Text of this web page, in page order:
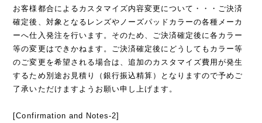
お客様都合によるカスタマイズ内容変更について・・・ご決済
確定後、対象となるレンズやノーズパッドカラーの各種メーカ
ーへ仕入発注を行います。そのため、ご決済確定後に各カラー
等の変更はできかねます。ご決済確定後にどうしてもカラー等
のご変更を希望される場合は、追加のカスタマイズ費用が発生
するため別途お見積り（銀行振込精算）となりますので予めご
了承いただけますようお願い申し上げます。
[Confirmation and Notes-2]